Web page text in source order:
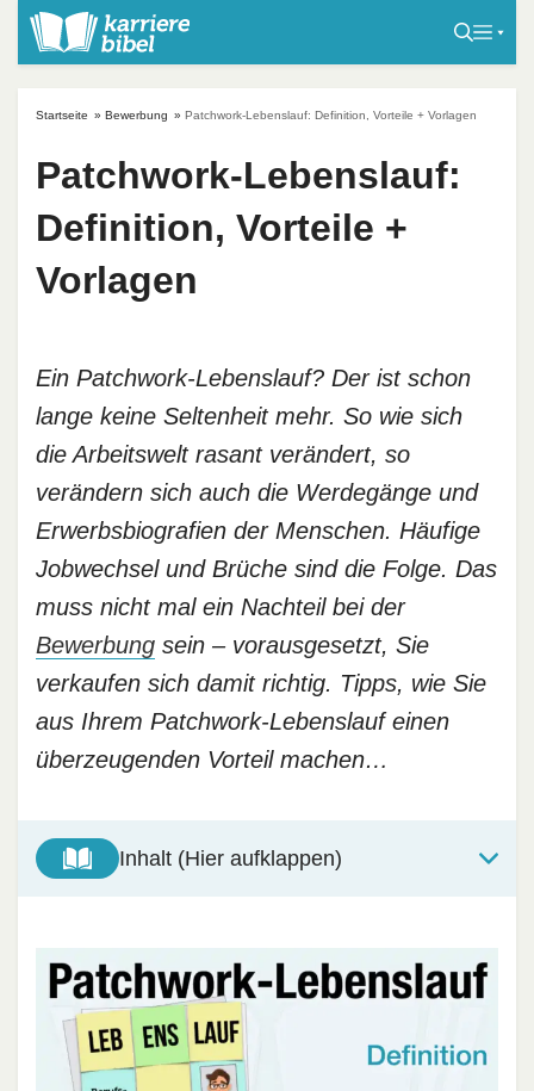
Startseite » Bewerbung » Patchwork-Lebenslauf: Definition, Vorteile + Vorlagen
Patchwork-Lebenslauf:
Definition, Vorteile +
Vorlagen
Ein Patchwork-Lebenslauf? Der ist schon
lange keine Seltenheit mehr. So wie sich
die Arbeitswelt rasant verändert, so
verändern sich auch die Werdegänge und
Erwerbsbiografien der Menschen. Häufige
Jobwechsel und Brüche sind die Folge. Das
muss nicht mal ein Nachteil bei der
Bewerbung sein – vorausgesetzt, Sie
verkaufen sich damit richtig. Tipps, wie Sie
aus Ihrem Patchwork-Lebenslauf einen
überzeugenden Vorteil machen…
Inhalt (Hier aufklappen)